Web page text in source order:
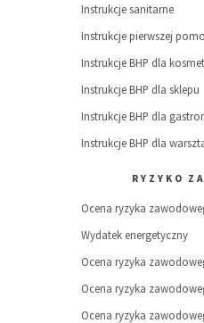
Instrukcje sanitarne
Instrukcje pierwszej
Instrukcje BHP dla
Instrukcje BHP dla sklepu
Instrukcje BHP dla
Instrukcje BHP dla
RYZYKO
Ocena ryzyka
Wydatek energetyczny
Ocena ryzyka
Ocena ryzyka
Ocena ryzyka